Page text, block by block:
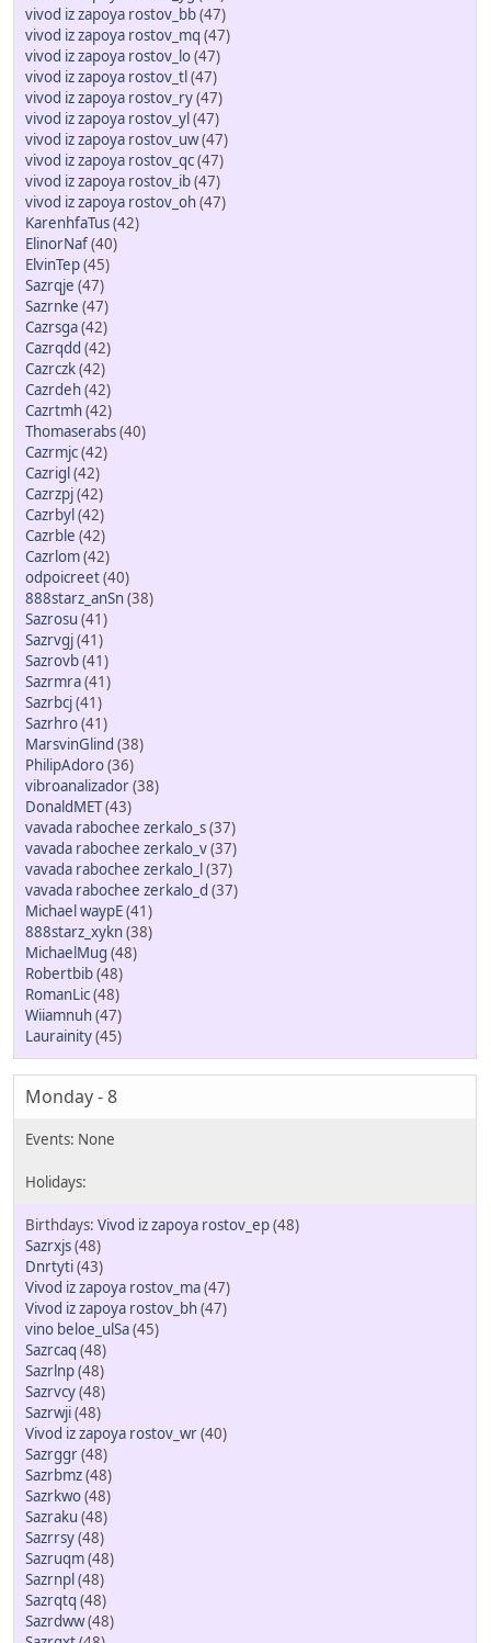
vivod iz zapoya rostov_bb(47)
vivod iz zapoya rostov_mq (47)
vivod iz zapoya rostov_lo(47)
vivod iz zapoya rostov_tl (47)
vivod iz zapoya rostov_ry(47)
vivod iz zapoya rostov_yl (47)
vivod iz zapoya rostov_uw(47)
vivod iz zapoya rostov_qc(47)
vivod iz zapoya rostov_ib(47)
vivod iz zapoya rostov_oh(47)
KarenhfaTus(42)
ElinorNaf(40)
ElvinTep(45)
Sazrqje (47)
Sazrnke (47)
Cazrsga(42)
Cazrqdd (42)
Cazrczk(42)
Cazrdeh(42)
Cazrtmh(42)
Thomaserabs(40)
Cazrmjc(42)
Cazrigl (42)
Cazrzpj(42)
Cazrbyl (42)
Cazrble (42)
Cazrlom(42)
odpoicreet(40)
888starz_anSn(38)
Sazrosu (41)
Sazrvgj(41)
Sazrovb(41)
Sazrmra(41)
Sazrbcj(41)
Sazrhro(41)
MarsvinGlind (38)
PhilipAdoro(36)
vibroanalizador(38)
DonaldMET(43)
vavada rabochee zerkalo_s(37)
vavada rabochee zerkalo_v(37)
vavada rabochee zerkalo_l
(37)
vavada rabochee zerkalo_d (37)
Michael waypE(41)
888starz_xykn(38)
MichaelMug (48)
Robertbib(48)
RomanLic(48)
Wiiamnuh(47)
Laurainity(45)
Monday - 8
Vivod iz zapoya rostov_ep(48)
Sazrxjs(48)
Dnrtyti(43)
Vivod iz zapoya rostov_ma(47)
Vivod iz zapoya rostov_bh(47)
vino beloe_ulSa(45)
Sazrcaq (48)
Sazrlnp(48)
Sazrvcy(48)
Sazrwji(48)
Vivod iz zapoya rostov_wr(40)
Sazrggr(48)
Sazrbmz(48)
Sazrkwo(48)
Sazraku (48)
Sazrrsy(48)
Sazruqm(48)
Sazrnpl(48)
Sazrqtq (48)
Sazrdww(48)